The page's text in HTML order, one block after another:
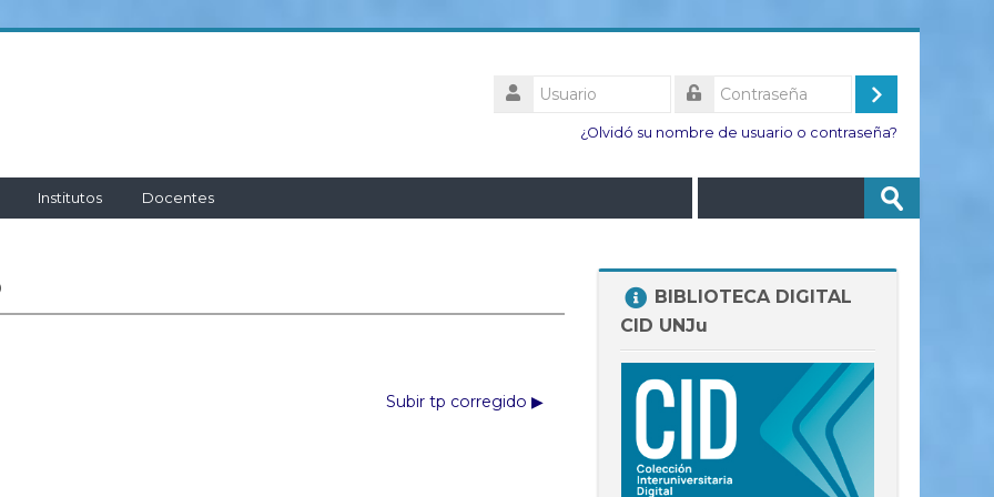
Usuario
Acceder
¿Olvidó su nombre de usuario o contraseña?
Institutos Docentes
Enviar
Subir tp corregido ▶︎
BIBLIOTECA
DIGITAL
CID
BIBLIOTECA DIGITAL
CID UNJu